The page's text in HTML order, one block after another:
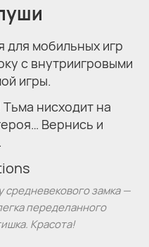
мобильных игр
с внутриигровыми
игры.
нисходит на
Вернись и
замка —
переделанного
Красота!